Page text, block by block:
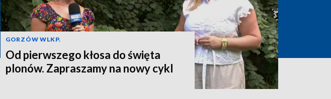
GORZÓW WLKP.
Od pierwszego kłosa do święta
plonów. Zapraszamy na nowy cykl